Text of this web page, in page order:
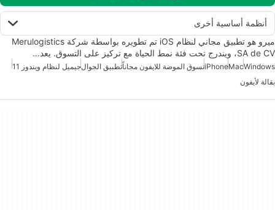
أنظمة أساسية أخرى
ميرو هو تطبيق مجاني لنظام iOS تم تطويره بواسطة شركة Merulogistics
SA de CV، ويندرج تحت فئة نمط الحياة مع تركيز على التسوق. يعد…
Windows
Mac
iPhoneتسوق الموضة للايفون مجاناًتطبيق الجوالجيميل لنظام ويندوز 11
بقالة لأيفون